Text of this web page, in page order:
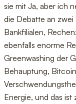
sie mit Ja, aber ich
die Debatte an
Bankfilialen,
ebenfalls enorme
Greenwashing der
Behauptung,
Energie, und das